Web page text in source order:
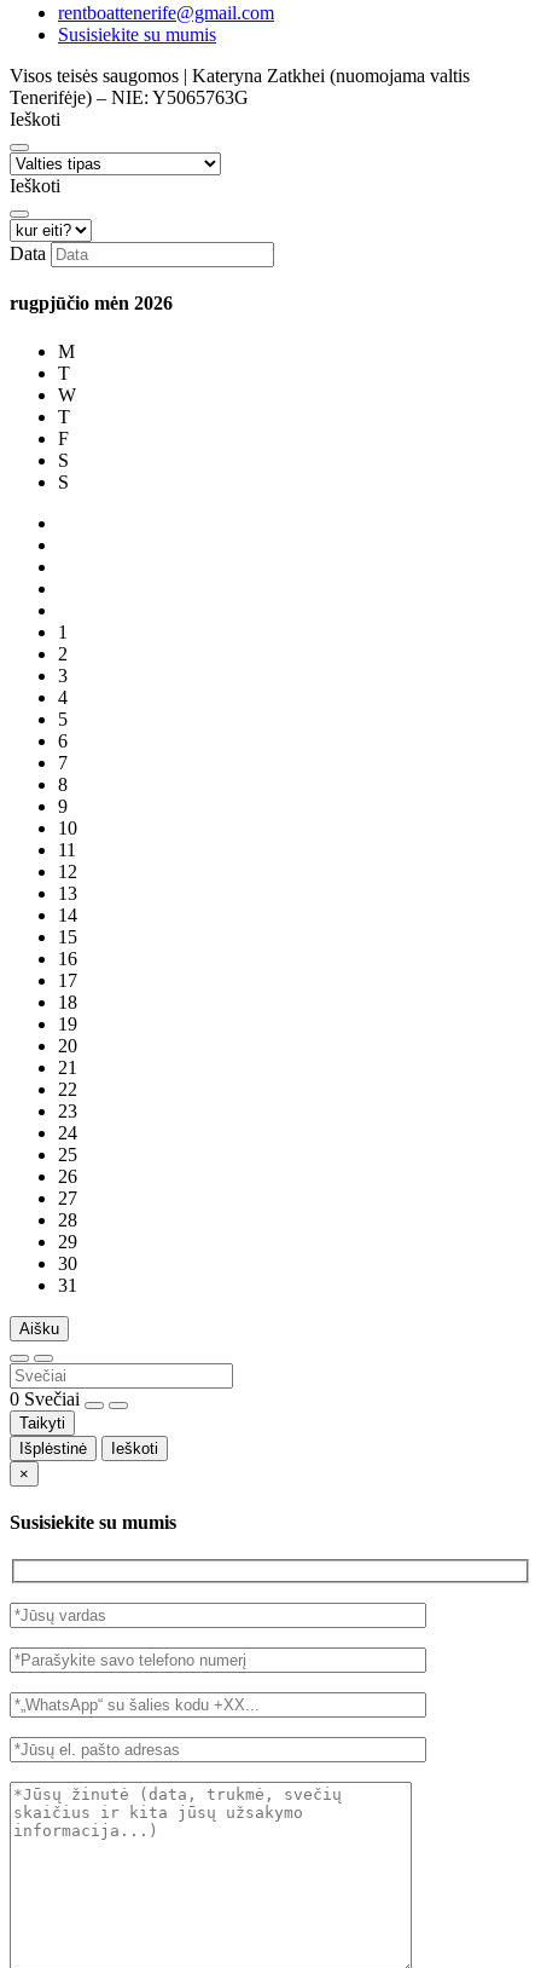
rentboattenerife@gmail.com
Susisiekite su mumis
Visos teisės saugomos | Kateryna Zatkhei (nuomojama valtis
Tenerifėje) – NIE: Y5065763G
Ieškoti
Ieškoti
Data
rugpjūčio mėn 2026
M
T
W
T
F
S
S
1
2
3
4
5
6
7
8
9
10
11
12
13
14
15
16
17
18
19
20
21
22
23
24
25
26
27
28
29
30
31
Aišku
0 Svečiai
Taikyti
Išplėstinė
Ieškoti
×
Susisiekite su mumis